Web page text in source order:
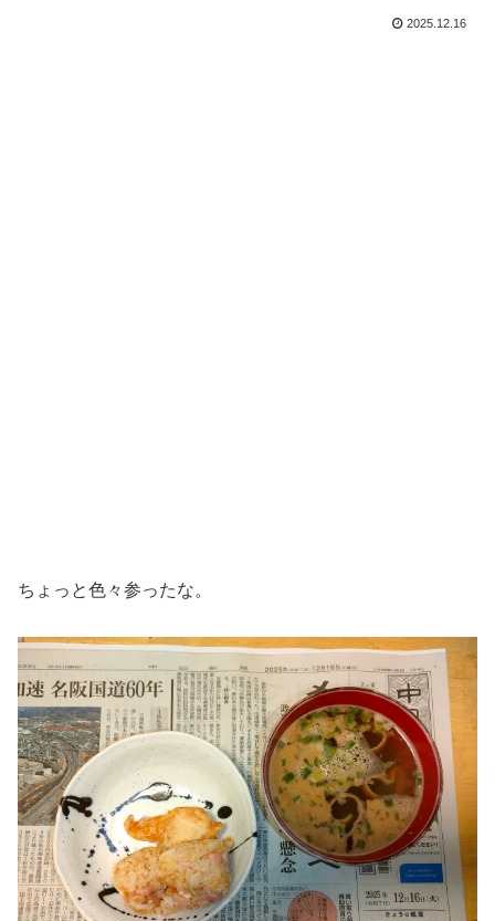
2025.12.16
ちょっと色々参ったな。